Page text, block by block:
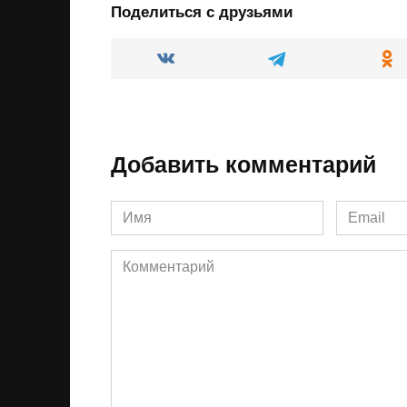
Поделиться с друзьями
Добавить комментарий
Имя
*
Email
*
Комментарий